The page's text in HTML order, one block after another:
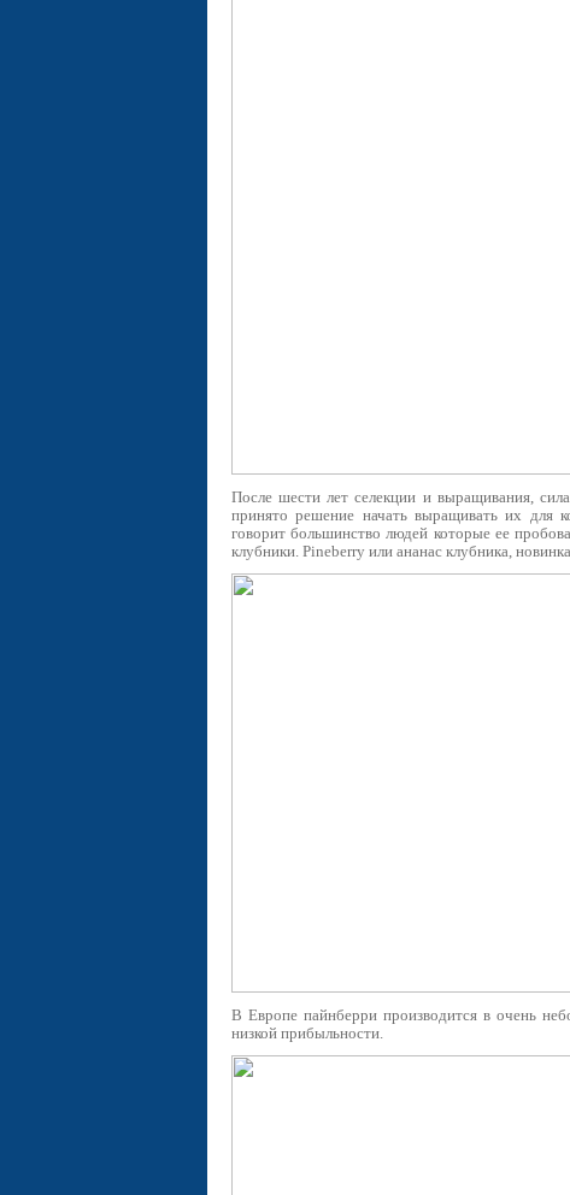
После шести лет селекции и выращивания,
принято решение начать выращивать их для
говорит большинство людей которые ее
клубники. Pineberry или ананас клубника,
В Европе пайнберри производится в очень
низкой прибыльности.